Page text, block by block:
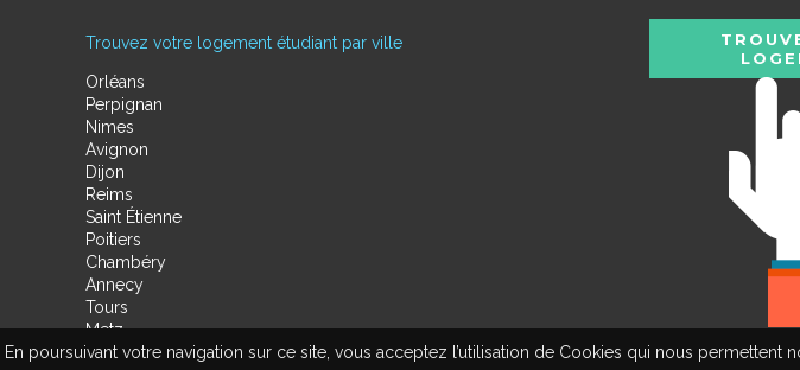
En poursuivant votre navigation sur ce site, vous acceptez l’utilisation de Cookies qui nous
Trouvez votre logement étudiant par ville
Orléans
Perpignan
Nimes
Avignon
Dijon
Reims
Saint Étienne
Poitiers
Chambéry
Annecy
Tours
Metz
Amiens